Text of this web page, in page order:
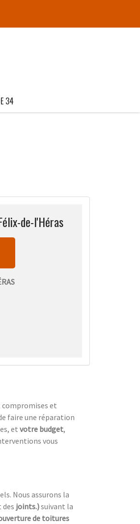
34
de-l'Héras
et
faire une réparation
etvotre budget,
vous
Nous assurons la
joints.)suivant la
de toitures